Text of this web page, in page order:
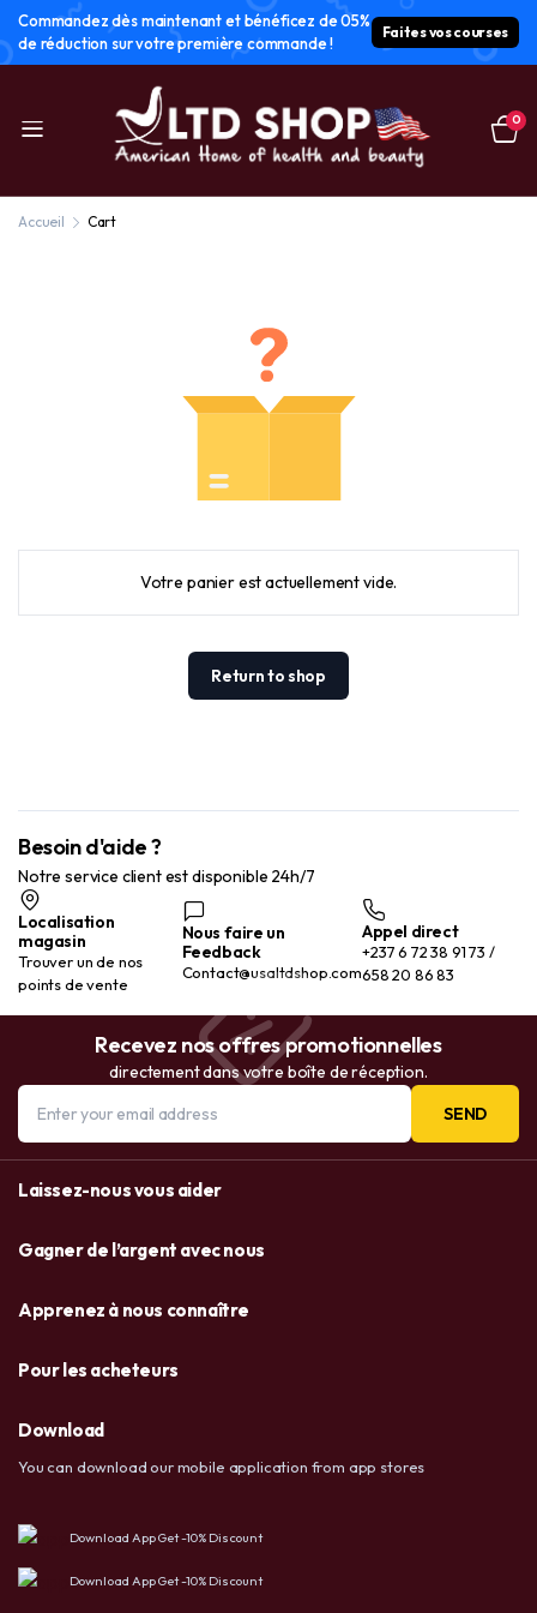
Commandez dès maintenant et bénéficez de 05%
de réduction sur votre première commande !
Faites vos courses
0
Accueil Cart
Votre panier est actuellement vide.
Return to shop
Besoin d'aide ?
Notre service client est disponible 24h/7
Localisation
magasin
Trouver un de nos
points de vente
Nous faire un
Feedback
Contact@usaltdshop.com
Appel direct
+237 6 72 38 91 73 /
658 20 86 83
Recevez nos offres promotionnelles
directement dans votre boîte de réception.
SEND
Laissez-nous vous aider
Gagner de l’argent avec nous
Apprenez à nous connaître
Pour les acheteurs
Download
You can download our mobile application from app stores
Download App Get -10% Discount
Download App Get -10% Discount